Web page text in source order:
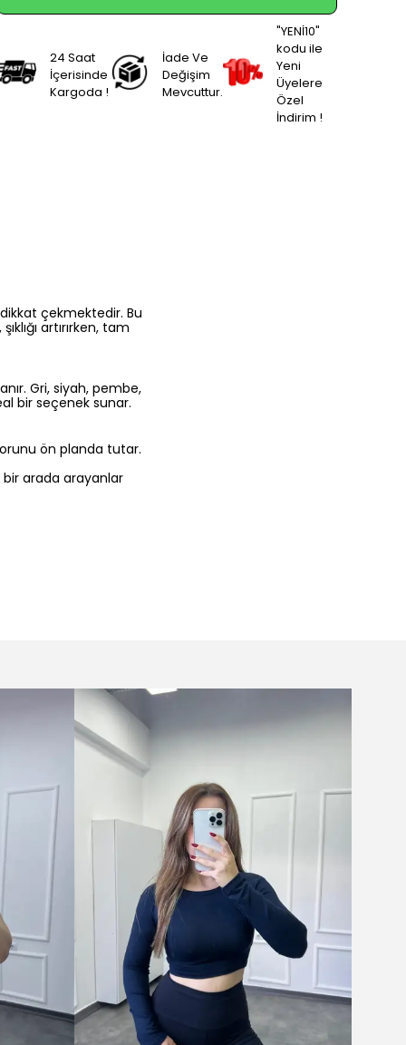
24 Saat
İçerisinde
Kargoda !
İade Ve
Değişim
Mevcuttur.
"YENİ10"
kodu ile
Yeni
Üyelere
Özel
İndirim !
çekmektedir. Bu
artırırken, tam
Gri, siyah, pembe,
bir seçenek sunar.
ön planda tutar.
bir arada arayanlar